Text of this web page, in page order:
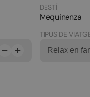
DESTÍ
Mequinenza
TIPUS DE
Relax en